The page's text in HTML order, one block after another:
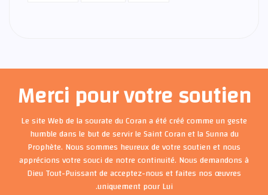
Merci pour votre soutien
Le site Web de la sourate du Coran a été créé comme un geste
humble dans le but de servir le Saint Coran et la Sunna du
Prophète. Nous sommes heureux de votre soutien et nous
apprécions votre souci de notre continuité. Nous demandons à
Dieu Tout-Puissant de acceptez-nous et faites nos œuvres
uniquement pour Lui.